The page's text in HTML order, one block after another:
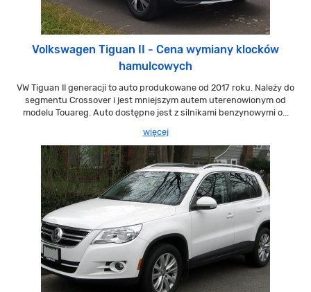
Volkswagen Tiguan II - Cena wymiany klocków
hamulcowych
VW Tiguan II generacji to auto produkowane od 2017 roku. Należy do
segmentu Crossover i jest mniejszym autem uterenowionym od
modelu Touareg. Auto dostępne jest z silnikami benzynowymi o...
więcej